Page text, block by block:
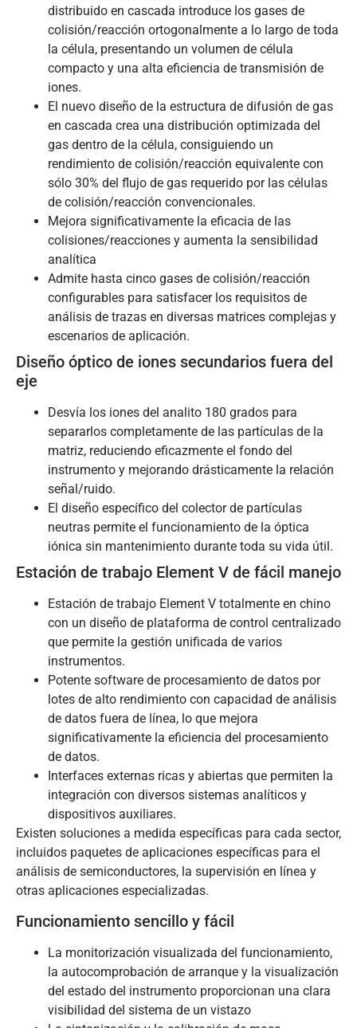
distribuido en cascada introduce los gases de
colisión/reacción ortogonalmente a lo largo de toda
la célula, presentando un volumen de célula
compacto y una alta eficiencia de transmisión de
iones.
El nuevo diseño de la estructura de difusión de gas
en cascada crea una distribución optimizada del
gas dentro de la célula, consiguiendo un
rendimiento de colisión/reacción equivalente con
sólo 30% del flujo de gas requerido por las células
de colisión/reacción convencionales.
Mejora significativamente la eficacia de las
colisiones/reacciones y aumenta la sensibilidad
analítica
Admite hasta cinco gases de colisión/reacción
configurables para satisfacer los requisitos de
análisis de trazas en diversas matrices complejas y
escenarios de aplicación.
Diseño óptico de iones secundarios fuera del
eje
Desvía los iones del analito 180 grados para
separarlos completamente de las partículas de la
matriz, reduciendo eficazmente el fondo del
instrumento y mejorando drásticamente la relación
señal/ruido.
El diseño específico del colector de partículas
neutras permite el funcionamiento de la óptica
iónica sin mantenimiento durante toda su vida útil.
Estación de trabajo Element V de fácil manejo
Estación de trabajo Element V totalmente en chino
con un diseño de plataforma de control centralizado
que permite la gestión unificada de varios
instrumentos.
Potente software de procesamiento de datos por
lotes de alto rendimiento con capacidad de análisis
de datos fuera de línea, lo que mejora
significativamente la eficiencia del procesamiento
de datos.
Interfaces externas ricas y abiertas que permiten la
integración con diversos sistemas analíticos y
dispositivos auxiliares.
Existen soluciones a medida específicas para cada sector,
incluidos paquetes de aplicaciones específicas para el
análisis de semiconductores, la supervisión en línea y
otras aplicaciones especializadas.
Funcionamiento sencillo y fácil
La monitorización visualizada del funcionamiento,
la autocomprobación de arranque y la visualización
del estado del instrumento proporcionan una clara
visibilidad del sistema de un vistazo